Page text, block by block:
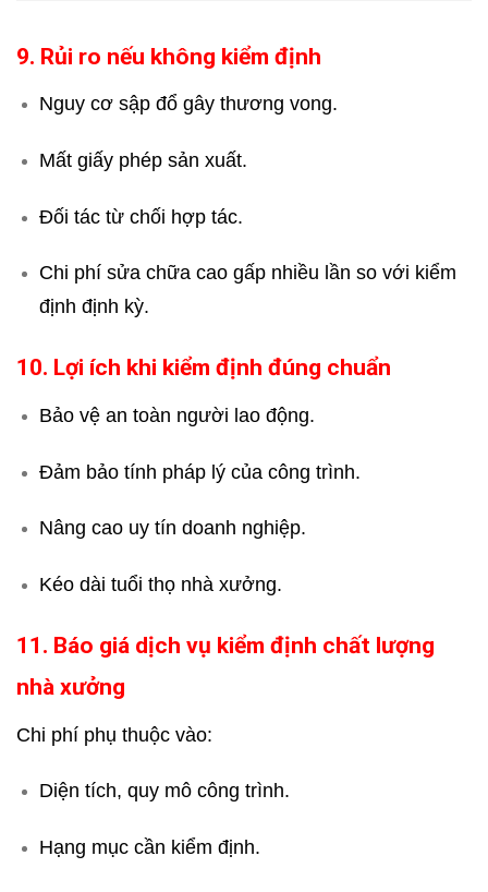
9. Rủi ro nếu không kiểm định
Nguy cơ sập đổ gây thương vong.
Mất giấy phép sản xuất.
Đối tác từ chối hợp tác.
Chi phí sửa chữa cao gấp nhiều lần so với kiểm
định định kỳ.
10. Lợi ích khi kiểm định đúng chuẩn
Bảo vệ an toàn người lao động.
Đảm bảo tính pháp lý của công trình.
Nâng cao uy tín doanh nghiệp.
Kéo dài tuổi thọ nhà xưởng.
11. Báo giá dịch vụ kiểm định chất lượng
nhà xưởng
Chi phí phụ thuộc vào:
Diện tích, quy mô công trình.
Hạng mục cần kiểm định.